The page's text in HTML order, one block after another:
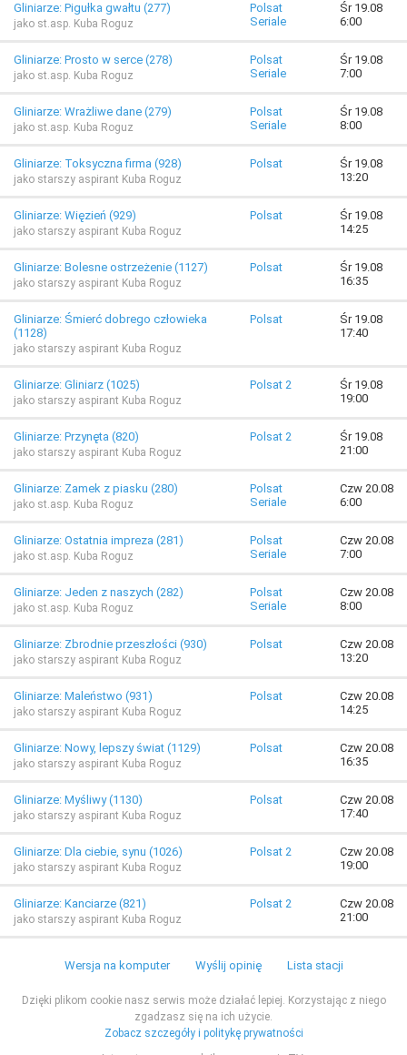
Gliniarze: Pigułka gwałtu (277)
jako st.asp. Kuba Roguz
Polsat
Seriale
Śr 19.08
6:00
Gliniarze: Prosto w serce (278)
jako st.asp. Kuba Roguz
Polsat
Seriale
Śr 19.08
7:00
Gliniarze: Wrażliwe dane (279)
jako st.asp. Kuba Roguz
Polsat
Seriale
Śr 19.08
8:00
Gliniarze: Toksyczna firma (928)
jako starszy aspirant Kuba Roguz
Polsat
Śr 19.08
13:20
Gliniarze: Więzień (929)
jako starszy aspirant Kuba Roguz
Polsat
Śr 19.08
14:25
Gliniarze: Bolesne ostrzeżenie (1127)
jako starszy aspirant Kuba Roguz
Polsat
Śr 19.08
16:35
Gliniarze: Śmierć dobrego człowieka
(1128)
jako starszy aspirant Kuba Roguz
Polsat
Śr 19.08
17:40
Gliniarze: Gliniarz (1025)
jako starszy aspirant Kuba Roguz
Polsat 2
Śr 19.08
19:00
Gliniarze: Przynęta (820)
jako starszy aspirant Kuba Roguz
Polsat 2
Śr 19.08
21:00
Gliniarze: Zamek z piasku (280)
jako st.asp. Kuba Roguz
Polsat
Seriale
Czw 20.08
6:00
Gliniarze: Ostatnia impreza (281)
jako st.asp. Kuba Roguz
Polsat
Seriale
Czw 20.08
7:00
Gliniarze: Jeden z naszych (282)
jako st.asp. Kuba Roguz
Polsat
Seriale
Czw 20.08
8:00
Gliniarze: Zbrodnie przeszłości (930)
jako starszy aspirant Kuba Roguz
Polsat
Czw 20.08
13:20
Gliniarze: Maleństwo (931)
jako starszy aspirant Kuba Roguz
Polsat
Czw 20.08
14:25
Gliniarze: Nowy, lepszy świat (1129)
jako starszy aspirant Kuba Roguz
Polsat
Czw 20.08
16:35
Gliniarze: Myśliwy (1130)
jako starszy aspirant Kuba Roguz
Polsat
Czw 20.08
17:40
Gliniarze: Dla ciebie, synu (1026)
jako starszy aspirant Kuba Roguz
Polsat 2
Czw 20.08
19:00
Gliniarze: Kanciarze (821)
jako starszy aspirant Kuba Roguz
Polsat 2
Czw 20.08
21:00
Wersja na komputer Wyślij opinię Lista stacji
Dzięki plikom cookie nasz serwis może działać lepiej. Korzystając z niego
zgadzasz się na ich użycie.
Zobacz szczegóły i politykę prywatności